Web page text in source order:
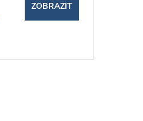
ZOBRAZIT